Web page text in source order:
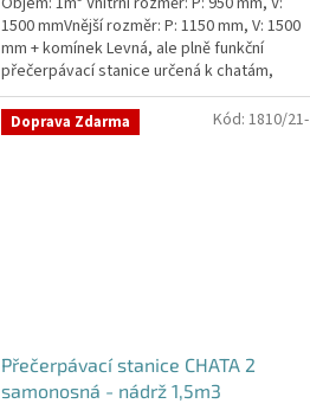
1500 mmVnější rozměr: P: 1150 mm, V: 1500
mm + komínek Levná, ale plně funkční
přečerpávací stanice určená k chatám,
zahradám, sklepům,...
Doprava Zdarma
Přečerpávací stanice CHATA 2
samonosná - nádrž 1,5m3
Kód: 1810/21-